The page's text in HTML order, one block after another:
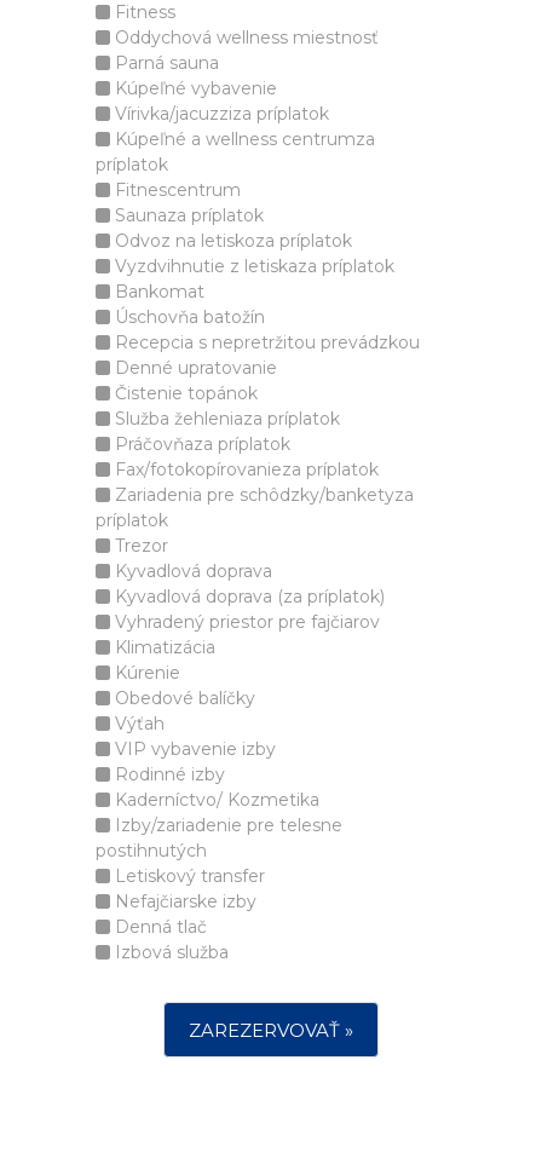
Fitness
Oddychová wellness miestnosť
Parná sauna
Kúpeľné vybavenie
Vírivka/jacuzziza príplatok
Kúpeľné a wellness centrumza
príplatok
Fitnescentrum
Saunaza príplatok
Odvoz na letiskoza príplatok
Vyzdvihnutie z letiskaza príplatok
Bankomat
Úschovňa batožín
Recepcia s nepretržitou prevádzkou
Denné upratovanie
Čistenie topánok
Služba žehleniaza príplatok
Práčovňaza príplatok
Fax/fotokopírovanieza príplatok
Zariadenia pre schôdzky/banketyza
príplatok
Trezor
Kyvadlová doprava
Kyvadlová doprava (za príplatok)
Vyhradený priestor pre fajčiarov
Klimatizácia
Kúrenie
Obedové balíčky
Výťah
VIP vybavenie izby
Rodinné izby
Kaderníctvo/ Kozmetika
Izby/zariadenie pre telesne
postihnutých
Letiskový transfer
Nefajčiarske izby
Denná tlač
Izbová služba
ZAREZERVOVAŤ »